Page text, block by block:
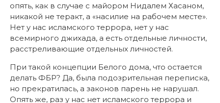
опять, как в случае с майором Нидалем Хасаном,
никакой не теракт, а «насилие на рабочем месте».
Нет у нас исламского террора, нет у нас
всемирного джихада, а есть отдельные личности,
расстреливающие отдельных личностей.
При такой концепции Белого дома, что остается
делать ФБР? Да, была подозрительная переписка,
но прекратилась, а законов парень не нарушал.
Опять же, раз у нас нет исламского террора и